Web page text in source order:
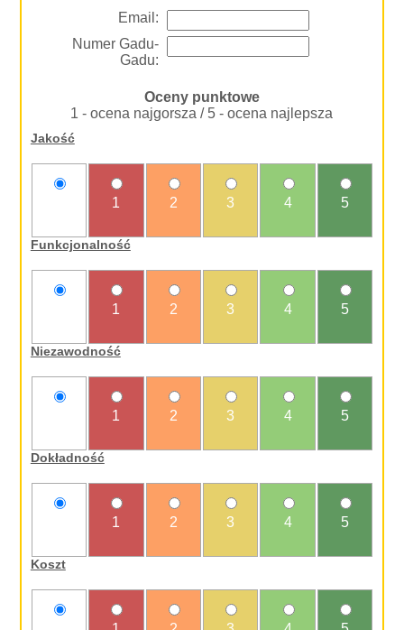
Email:
Numer Gadu-
Gadu:
Oceny punktowe
1 - ocena najgorsza / 5 - ocena najlepsza
Jakość
1 2 3 4 5
Funkcjonalność
1 2 3 4 5
Niezawodność
1 2 3 4 5
Dokładność
1 2 3 4 5
Koszt